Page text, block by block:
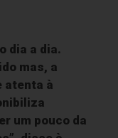
dia a dia.
mas, a
atenta à
um pouco da